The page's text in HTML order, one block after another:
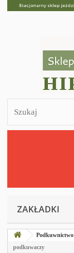
ZAKŁADKI
Podkuwnictwo
podkuwaczy